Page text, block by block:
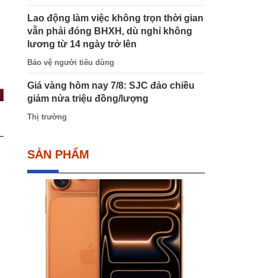
Lao động làm việc không trọn thời gian
vẫn phải đóng BHXH, dù nghỉ không
lương từ 14 ngày trở lên
Bảo vệ người tiêu dùng
Giá vàng hôm nay 7/8: SJC đảo chiều
giảm nửa triệu đồng/lượng
Thị trường
SẢN PHẨM